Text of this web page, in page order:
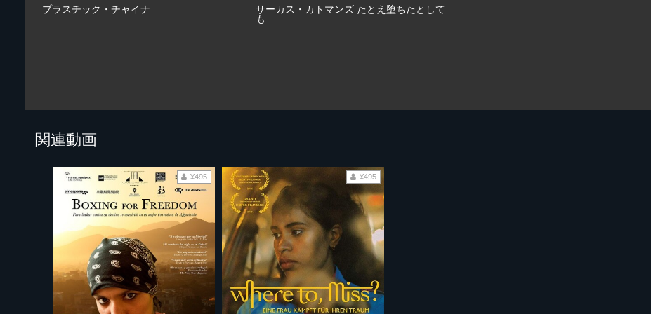
プラスチック・チャイナ
サーカス・カトマンズ たとえ堕ちたとして
も
関連動画
¥495 ¥495